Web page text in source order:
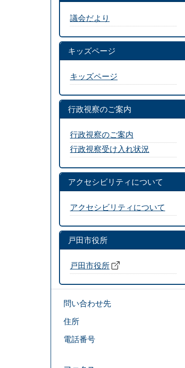
議会だより
キッズページ
キッズページ
行政視察のご案内
行政視察のご案内
行政視察受け入れ状況
アクセシビリティについて
アクセシビリティについて
戸田市役所
戸田市役所
問い合わせ先
住所
電話番号